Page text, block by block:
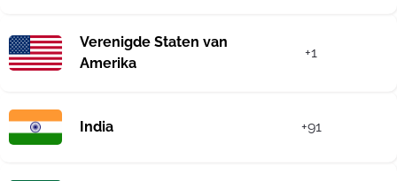
Verenigde Staten van
Amerika
+1
India +91